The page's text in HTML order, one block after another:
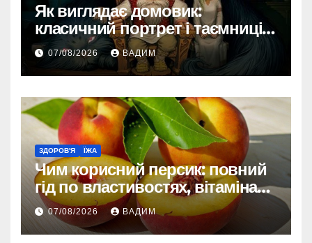
Як виглядає домовик:
класичний портрет і таємниці
зовнішності
07/08/2026 ВАДИМ
ЗДОРОВ'Я ЇЖА
Чим корисний персик: повний
гід по властивостях, вітамінах і
впливі на організм
07/08/2026 ВАДИМ